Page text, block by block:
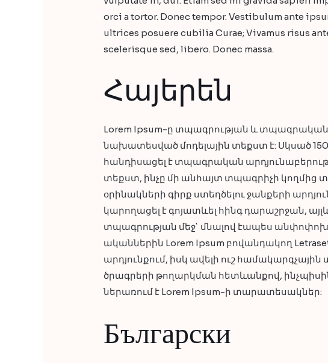
orci a tortor. Donec tempor. Vestibulum ante
ultrices posuere cubilia Curae; Vivamus risus
scelerisque sed, libero. Donec massa.
Հայերեն
Lorem Ipsum-ը տպագրության և
նախատեսված մոդելային տեքստ է: Սկսած
հանդիսացել է տպագրական
տեքստ, ինչը մի անհայտ տպագրիչի
օրինակների գիրք ստեղծելու ջանքերի
կարողացել է գոյատևել հինգ դարաշրջան,
տպագրության մեջ` մնալով էապես անփոփոխ:
ականներին Lorem Ipsum բովանդակող
արդյունքում, իսկ ավելի ուշ
ծրագրերի թողարկման հետևանքով, ինչպիսին
ներառում է Lorem Ipsum-ի տարատեսակներ:
Български